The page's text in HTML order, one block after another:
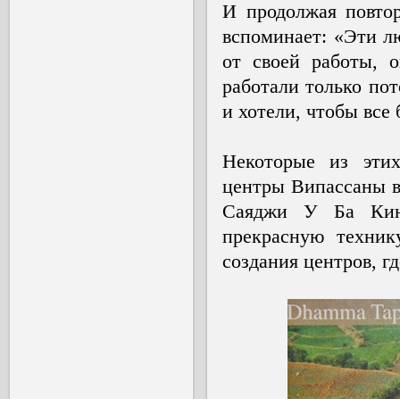
И продолжая
вспоминает: «Эти
от своей работы,
работали только
и хотели, чтобы
Некоторые из
центры Випассаны
Саяджи У Ба
прекрасную
создания центров,